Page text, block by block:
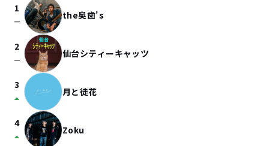
1
check_indeterminate_small the奥歯's
2
check_indeterminate_small 仙台シティーキャッツ
3
arrow_drop_up 月と徒花
4
arrow_drop_up Zoku